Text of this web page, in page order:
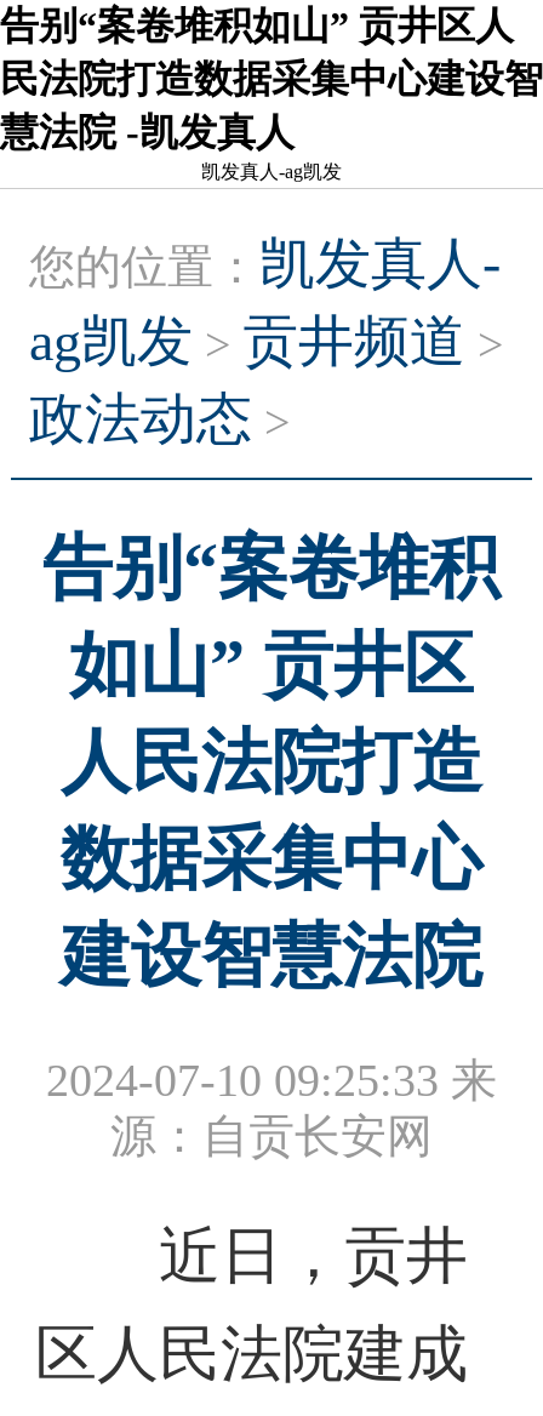
告别“案卷堆积如山” 贡井区人
民法院打造数据采集中心建设智
慧法院 -凯发真人
凯发真人-ag凯发
您的位置： 凯发真人-
ag凯发 > 贡井频道 >
政法动态 >
告别“案卷堆积
如山” 贡井区
人民法院打造
数据采集中心
建设智慧法院
2024-07-10 09:25:33 来
源：自贡长安网
近日，贡井
区人民法院建成